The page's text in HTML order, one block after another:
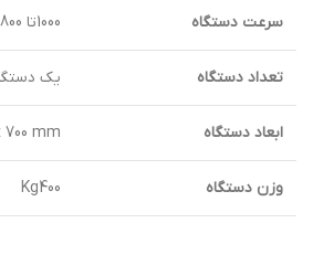
سرعت دستگاه 1000تا 800 ظرف در ساعت
تعداد دستگاه يك
ابعاد دستگاه 700 mm
وزن دستگاه Kg400